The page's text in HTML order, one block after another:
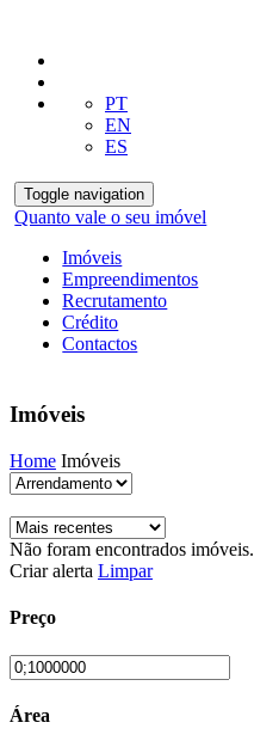
PT
EN
ES
Toggle navigation
Quanto vale o seu imóvel
Imóveis
Empreendimentos
Recrutamento
Crédito
Contactos
Imóveis
Home Imóveis
Não foram encontrados imóveis.
Criar alerta Limpar
Preço
Área